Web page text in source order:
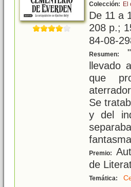
Colección: El
De 11 a
208 p.;
84-08-
Resumen:
llevado
que
Se
y del
Premio:
de
Temática: